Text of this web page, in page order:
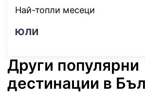
Най-топли месеци
юли
Други популярни
дестинации в